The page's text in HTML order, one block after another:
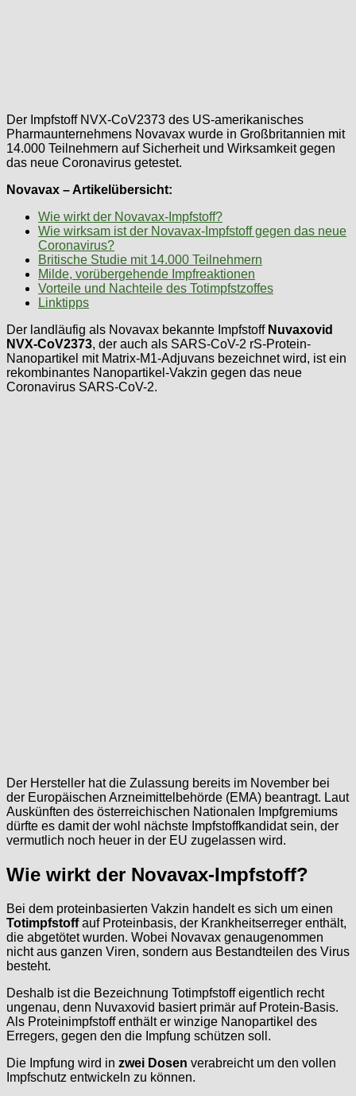
Der Impfstoff NVX-CoV2373 des US-amerikanisches
Pharmaunternehmens Novavax wurde in Großbritannien mit
14.000 Teilnehmern auf Sicherheit und Wirksamkeit gegen
das neue Coronavirus getestet.
Novavax – Artikelübersicht:
Wie wirkt der Novavax-Impfstoff?
Wie wirksam ist der Novavax-Impfstoff gegen das neue
Coronavirus?
Britische Studie mit 14.000 Teilnehmern
Milde, vorübergehende Impfreaktionen
Vorteile und Nachteile des Totimpfstzoffes
Linktipps
Der landläufig als Novavax bekannte Impfstoff Nuvaxovid
NVX-CoV2373, der auch als SARS-CoV-2 rS-Protein-
Nanopartikel mit Matrix-M1-Adjuvans bezeichnet wird, ist ein
rekombinantes Nanopartikel-Vakzin gegen das neue
Coronavirus SARS-CoV-2.
Der Hersteller hat die Zulassung bereits im November bei
der Europäischen Arzneimittelbehörde (EMA) beantragt. Laut
Auskünften des österreichischen Nationalen Impfgremiums
dürfte es damit der wohl nächste Impfstoffkandidat sein, der
vermutlich noch heuer in der EU zugelassen wird.
Wie wirkt der Novavax-Impfstoff?
Bei dem proteinbasierten Vakzin handelt es sich um einen
Totimpfstoffauf Proteinbasis, der Krankheitserreger enthält,
die abgetötet wurden. Wobei Novavax genaugenommen
nicht aus ganzen Viren, sondern aus Bestandteilen des Virus
besteht.
Deshalb ist die Bezeichnung Totimpfstoff eigentlich recht
ungenau, denn Nuvaxovid basiert primär auf Protein-Basis.
Als Proteinimpfstoff enthält er winzige Nanopartikel des
Erregers, gegen den die Impfung schützen soll.
Die Impfung wird in zwei Dosen verabreicht um den vollen
Impfschutz entwickeln zu können.